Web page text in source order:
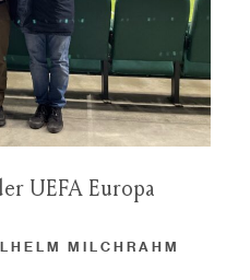
UEFA Europa
MILCHRAHM